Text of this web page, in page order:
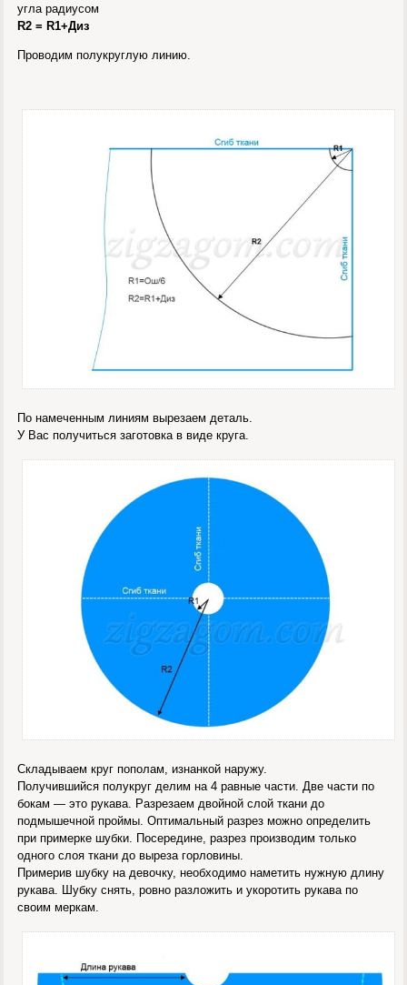
угла радиусом
R2 = R1+Диз
Проводим полукруглую линию.
По намеченным линиям вырезаем деталь.
У Вас получиться заготовка в виде круга.
Складываем круг пополам, изнанкой наружу.
Получившийся полукруг делим на 4 равные части. Две части по
бокам — это рукава. Разрезаем двойной слой ткани до
подмышечной проймы. Оптимальный разрез можно определить
при примерке шубки. Посередине, разрез производим только
одного слоя ткани до выреза горловины.
Примерив шубку на девочку, необходимо наметить нужную длину
рукава. Шубку снять, ровно разложить и укоротить рукава по
своим меркам.